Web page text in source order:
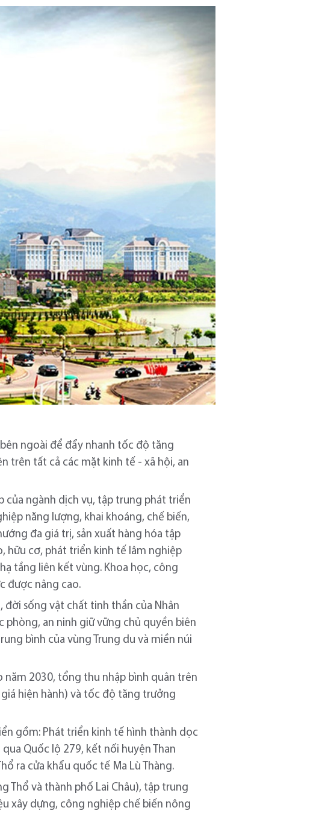
ngoài để đẩy nhanh tốc độ tăng
trên tất cả các mặt kinh tế - xã hội, an
của ngành dịch vụ, tập trung phát triển
năng lượng, khai khoáng, chế biến,
đa giá trị, sản xuất hàng hóa tập
hữu cơ, phát triển kinh tế lâm nghiệp
tầng liên kết vùng. Khoa học, công
được nâng cao.
đời sống vật chất tinh thần của Nhân
phòng, an ninh giữ vững chủ quyền biên
bình của vùng Trung du và miền núi
năm 2030, tổng thu nhập bình quân trên
hiện hành) và tốc độ tăng trưởng
gồm: Phát triển kinh tế hình thành dọc
Quốc lộ 279, kết nối huyện Than
ra cửa khẩu quốc tế Ma Lù Thàng.
Thổ và thành phố Lai Châu), tập trung
xây dựng, công nghiệp chế biến nông